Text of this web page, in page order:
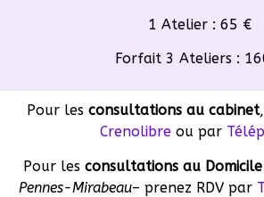
1 Atelier : 65 €
Forfait 3 Ateliers :
Pour les consultations au cabinet
Crenolibre ou par
Pour les consultations au Domicile
Pennes-Mirabeau– prenez RDV par